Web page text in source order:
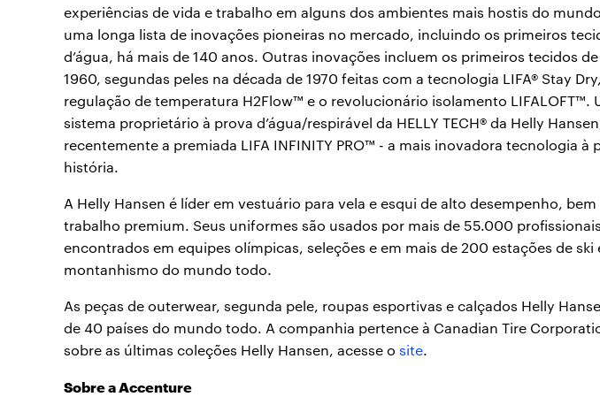
experiências de vida e trabalho em alguns dos ambientes mais hostis do
uma longa lista de inovações pioneiras no mercado, incluindo os primeiros
d’água, há mais de 140 anos. Outras inovações incluem os primeiros tecidos
1960, segundas peles na década de 1970 feitas com a tecnologia LIFA® Stay
regulação de temperatura H2Flow™ e o revolucionário isolamento LIFALOFT™.
sistema proprietário à prova d’água/respirável da HELLY TECH® da Helly
recentemente a premiada LIFA INFINITY PRO™ - a mais inovadora tecnologia à
história.
A Helly Hansen é líder em vestuário para vela e esqui de alto desempenho,
trabalho premium. Seus uniformes são usados por mais de 55.000
encontrados em equipes olímpicas, seleções e em mais de 200 estações de ski
montanhismo do mundo todo.
As peças de outerwear, segunda pele, roupas esportivas e calçados Helly
de 40 países do mundo todo. A companhia pertence à Canadian Tire
sobre as últimas coleções Helly Hansen, acesse o site.
Sobre a Accenture